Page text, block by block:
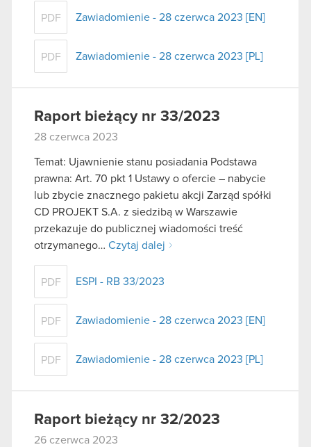
PDF Zawiadomienie - 28 czerwca 2023 [EN]
PDF Zawiadomienie - 28 czerwca 2023 [PL]
Raport bieżący nr 33/2023
28 czerwca 2023
Temat: Ujawnienie stanu posiadania Podstawa
prawna: Art. 70 pkt 1 Ustawy o ofercie – nabycie
lub zbycie znacznego pakietu akcji Zarząd spółki
CD PROJEKT S.A. z siedzibą w Warszawie
przekazuje do publicznej wiadomości treść
otrzymanego… Czytaj dalej
PDF ESPI - RB 33/2023
PDF Zawiadomienie - 28 czerwca 2023 [EN]
PDF Zawiadomienie - 28 czerwca 2023 [PL]
Raport bieżący nr 32/2023
26 czerwca 2023